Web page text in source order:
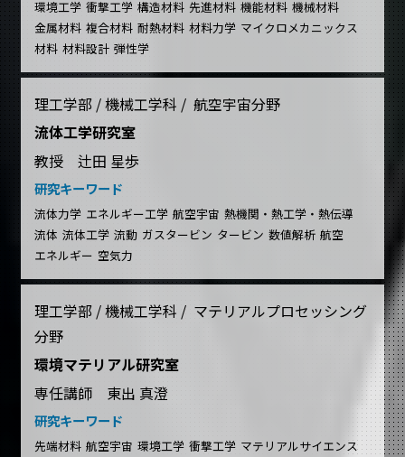
環境工学 衝撃工学 構造材料 先進材料 機能材料 機械材料
金属材料 複合材料 耐熱材料 材料力学 マイクロメカニックス
材料 材料設計 弾性学
理工学部 / 機械工学科 / 航空宇宙分野
流体工学研究室
教授 辻田 星歩
研究キーワード
流体力学 エネルギー工学 航空宇宙 熱機関・熱工学・熱伝導
流体 流体工学 流動 ガスタービン タービン 数値解析 航空
エネルギー 空気力
理工学部 / 機械工学科 / マテリアルプロセッシング
分野
環境マテリアル研究室
専任講師 東出 真澄
研究キーワード
先端材料 航空宇宙 環境工学 衝撃工学 マテリアルサイエンス